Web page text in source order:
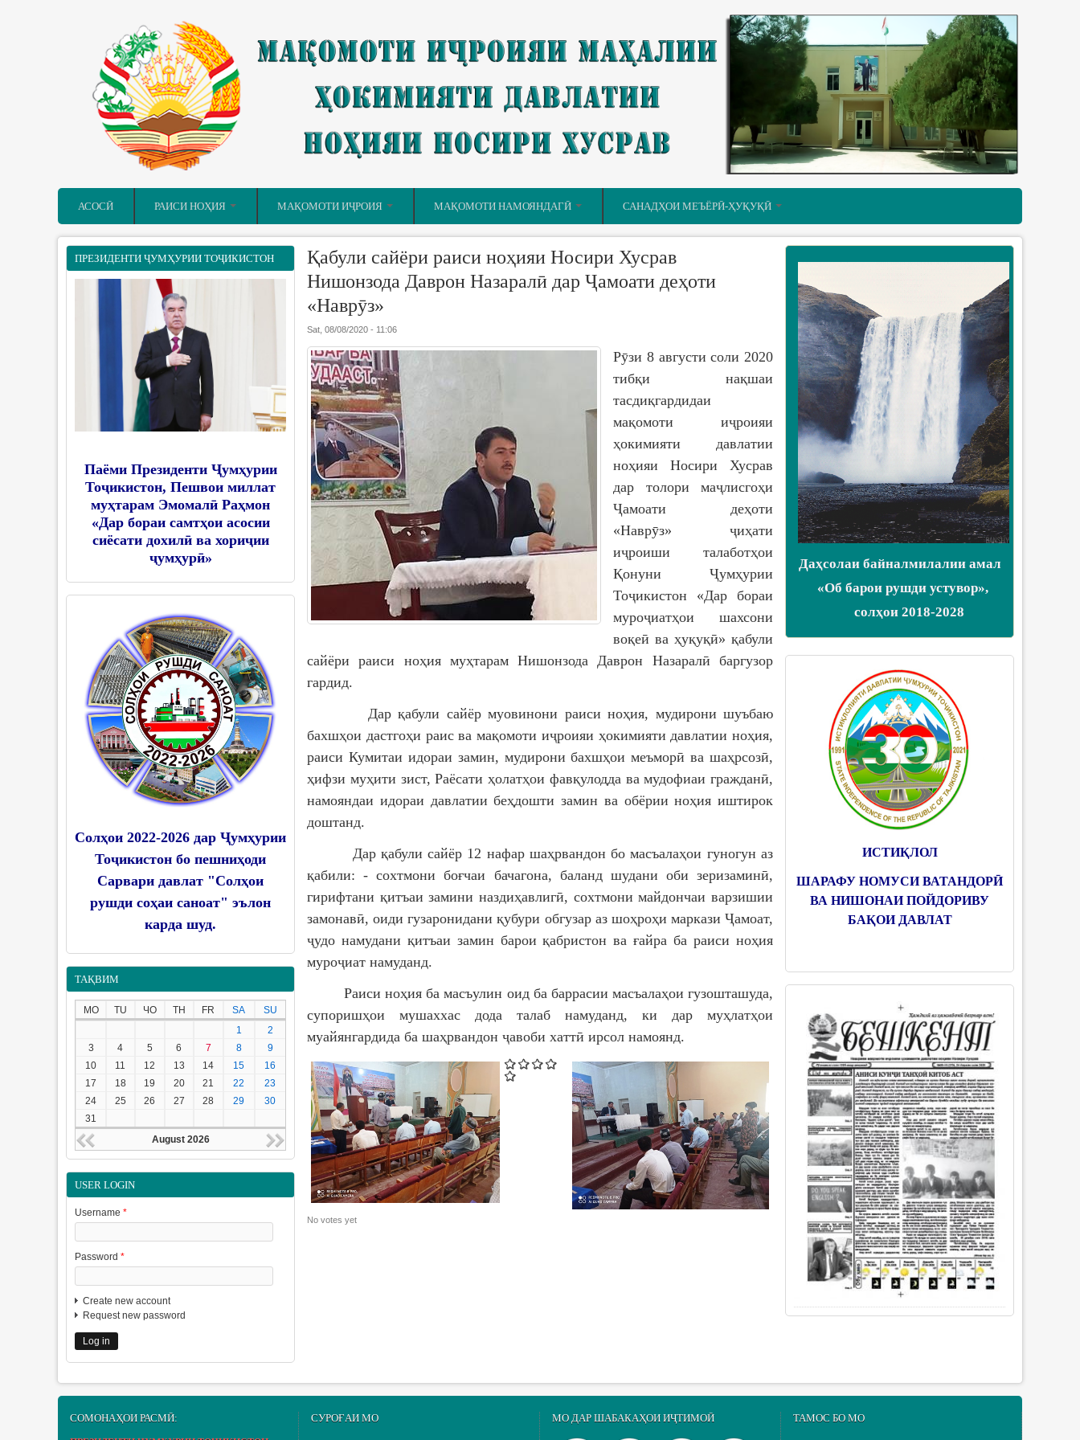
АСОСӢ РАИСИ НОҲИЯ МАҚОМОТИ ИҶРОИЯ МАҚОМОТИ НАМОЯНДАГӢ САНАДҲОИ МЕЪЁРӢ-ҲУҚУҚӢ
Қабули сайёри раиси ноҳияи Носири Хусрав
Нишонзода Даврон Назаралӣ дар Ҷамоати деҳоти
«Наврӯз»
Sat, 08/08/2020 - 11:06
Рӯзи 8 августи соли 2020
тибқи нақшаи
тасдиқгардидаи
мақомоти иҷроияи
ҳокимияти давлатии
ноҳияи Носири Хусрав
дар толори маҷлисгоҳи
Ҷамоати деҳоти
«Наврӯз» ҷиҳати
иҷроиши талаботҳои
Қонуни Ҷумҳурии
Тоҷикистон «Дар бораи
муроҷиатҳои шахсони
воқеӣ ва ҳуқуқӣ» қабули
сайёри раиси ноҳия муҳтарам Нишонзода Даврон Назаралӣ баргузор
гардид.
Дар қабули сайёр муовинони раиси ноҳия, мудирони шуъбаю
бахшҳои дастгоҳи раис ва мақомоти иҷроияи ҳокимияти давлатии ноҳия,
раиси Кумитаи идораи замин, мудирони бахшҳои меъморӣ ва шаҳрсозӣ,
ҳифзи муҳити зист, Раёсати ҳолатҳои фавқулодда ва мудофиаи гражданӣ,
намояндаи идораи давлатии беҳдошти замин ва обёрии ноҳия иштирок
доштанд.
Дар қабули сайёр 12 нафар шаҳрвандон бо масъалаҳои гуногун аз
қабили: - сохтмони боғчаи бачагона, баланд шудани оби зеризаминӣ,
гирифтани қитъаи замини наздиҳавлигӣ, сохтмони майдончаи варзишии
замонавӣ, оиди гузаронидани қубури обгузар аз шоҳроҳи маркази Ҷамоат,
ҷудо намудани қитъаи замин барои қабристон ва ғайра ба раиси ноҳия
муроҷиат намуданд.
Раиси ноҳия ба масъулин оид ба баррасии масъалаҳои гузошташуда,
супоришҳои мушаххас дода талаб намуданд, ки дар муҳлатҳои
муайянгардида ба шаҳрвандон ҷавоби хаттӣ ирсол намоянд.
No votes yet
ПРЕЗИДЕНТИ ҶУМҲУРИИ ТОҶИКИСТОН
Паёми Президенти Ҷумҳурии
Тоҷикистон, Пешвои миллат
муҳтарам Эмомалӣ Раҳмон
«Дар бораи самтҳои асосии
сиёсати дохилӣ ва хориҷии
ҷумҳурӣ»
Солҳои 2022-2026 дар Ҷумҳурии
Тоҷикистон бо пешниҳоди
Сарвари давлат "Солҳои
рушди соҳаи саноат" эълон
карда шуд.
ТАҚВИМ
MO TU ЧО TH FR SA
SU
1
2
3
4 5 6 7 8
9
10
11 12 13 14 15
16
17
18 19 20 21 22
23
24
25 26 27 28 29
30
31
August 2026
USER LOGIN
Username *
Password *
Create new account
Request new password
Даҳсолаи байналмилалии амал
«Об барои рушди устувор»,
солҳои 2018-2028
ИСТИҚЛОЛ
ШАРАФУ НОМУСИ ВАТАНДОРӢ
ВА НИШОНАИ ПОЙДОРИВУ
БАҚОИ ДАВЛАТ
СОМОНАҲОИ РАСМӢ: СУРОҒАИ МО МО ДАР ШАБАКАҲОИ ИҶТИМОӢ ТАМОС БО МО